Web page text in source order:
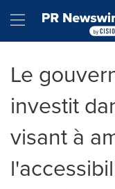
Hamburger
Le
investit
visant à